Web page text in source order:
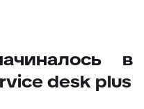
в
desk plus